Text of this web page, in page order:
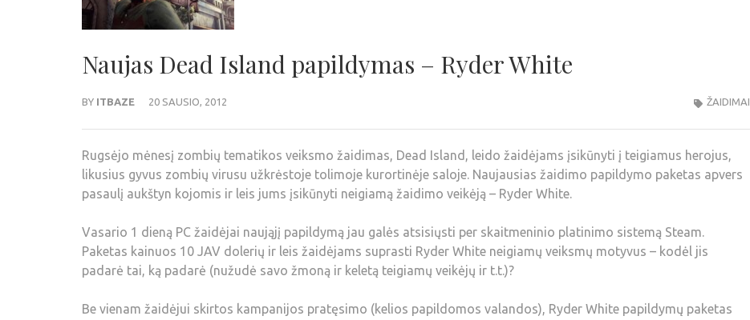
Naujas Dead Island papildymas – Ryder White
BY ITBAZE 20 SAUSIO, 2012 ŽAIDIMAI
Rugsėjo mėnesį zombių tematikos veiksmo žaidimas, Dead Island, leido žaidėjams įsikūnyti į teigiamus herojus,
likusius gyvus zombių virusu užkrėstoje tolimoje kurortinėje saloje. Naujausias žaidimo papildymo paketas apvers
pasaulį aukštyn kojomis ir leis jums įsikūnyti neigiamą žaidimo veikėją – Ryder White.
Vasario 1 dieną PC žaidėjai naująjį papildymą jau galės atsisiųsti per skaitmeninio platinimo sistemą Steam.
Paketas kainuos 10 JAV dolerių ir leis žaidėjams suprasti Ryder White neigiamų veiksmų motyvus – kodėl jis
padarė tai, ką padarė (nužudė savo žmoną ir keletą teigiamų veikėjų ir t.t.)?
Be vienam žaidėjui skirtos kampanijos pratęsimo (kelios papildomos valandos), Ryder White papildymų paketas